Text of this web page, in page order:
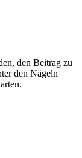
den Beitrag zu
den Nägeln